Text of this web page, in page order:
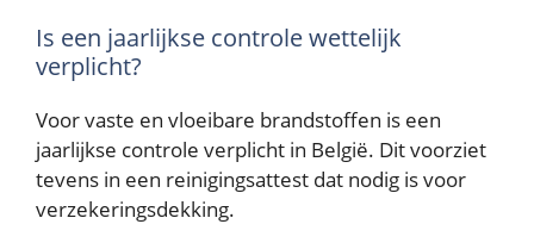
Is een jaarlijkse controle wettelijk
verplicht?
Voor vaste en vloeibare brandstoffen is een
jaarlijkse controle verplicht in België. Dit voorziet
tevens in een reinigingsattest dat nodig is voor
verzekeringsdekking.